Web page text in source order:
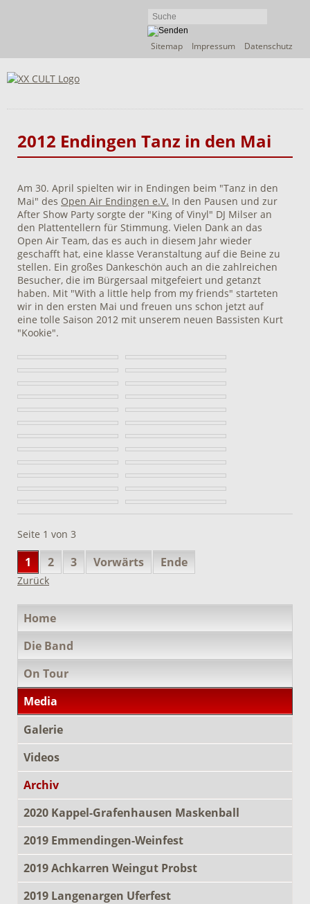
Navigation
Sitemap Impressum Datenschutz
2012 Endingen Tanz in den Mai
Am 30. April spielten wir in Endingen beim "Tanz in den
Mai" des Open Air Endingen e.V. In den Pausen und zur
After Show Party sorgte der "King of Vinyl" DJ Milser an
den Plattentellern für Stimmung. Vielen Dank an das
Open Air Team, das es auch in diesem Jahr wieder
geschafft hat, eine klasse Veranstaltung auf die Beine zu
stellen. Ein großes Dankeschön auch an die zahlreichen
Besucher, die im Bürgersaal mitgefeiert und getanzt
haben. Mit "With a little help from my friends" starteten
wir in den ersten Mai und freuen uns schon jetzt auf
eine tolle Saison 2012 mit unserem neuen Bassisten Kurt
"Kookie".
Seite 1 von 3
1 2 3 Vorwärts Ende
Zurück
überspringen
Home
Die Band
On Tour
Media
Galerie
Videos
Archiv
2020 Kappel-Grafenhausen Maskenball
2019 Emmendingen-Weinfest
2019 Achkarren Weingut Probst
2019 Langenargen Uferfest